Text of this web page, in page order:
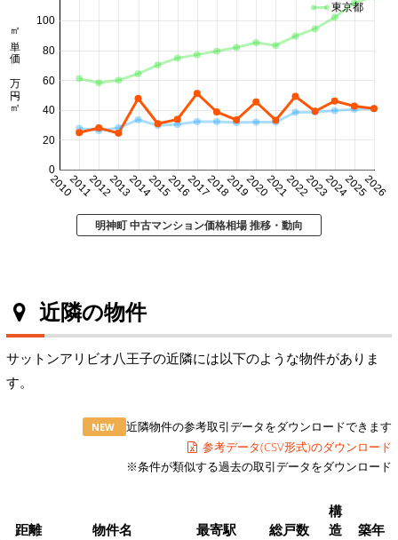
20102011201220132014201520162017201820192020202120222023202420252026
0
20
40
60
80
100
㎡単価 万円/㎡
東京都
明神町 中古マンション価格相場 推移・動向
近隣の物件
サットンアリビオ八王子の近隣には以下のような物件がありま
す。
NEW
近隣物件の参考取引データをダウンロードできます
参考データ(CSV形式)のダウンロード
※条件が類似する過去の取引データをダウンロード
距離 物件名 最寄駅 総戸数
構
造
築年